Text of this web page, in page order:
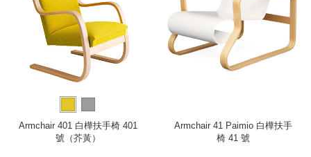
Armchair 401 白樺扶手椅 401
號（芥黃）
Armchair 41 Paimio 白樺扶手
椅 41 號